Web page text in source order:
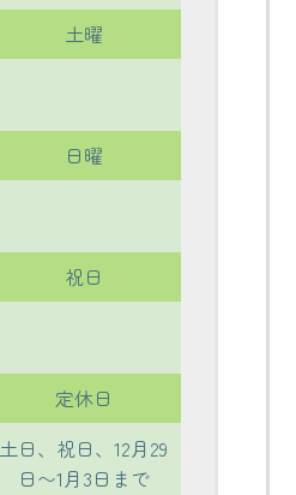
土曜
日曜
祝日
定休日
土日、祝日、12月29
日〜1月3日まで